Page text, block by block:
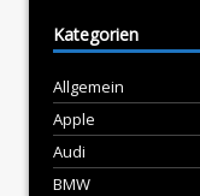
Kategorien
Allgemein
Apple
Audi
BMW